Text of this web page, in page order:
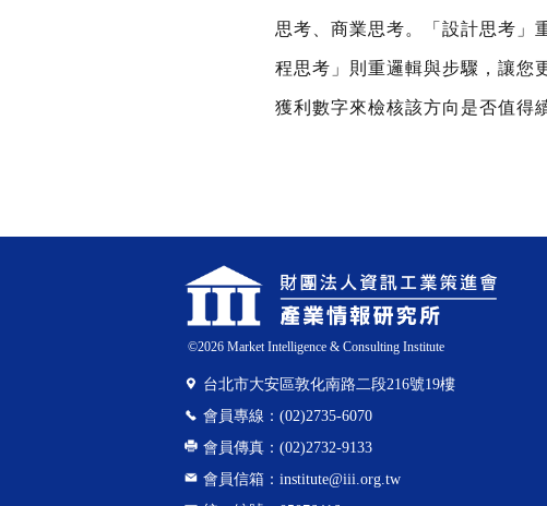
思考、商業思考。「設計思考」
程思考」則重邏輯與步驟，讓您
獲利數字來檢核該方向是否值得
©2026 Market Intelligence & Consulting Institute
台北市大安區敦化南路二段216號19樓
會員專線：(02)2735-6070
會員傳真：(02)2732-9133
會員信箱： institute@iii.org.tw